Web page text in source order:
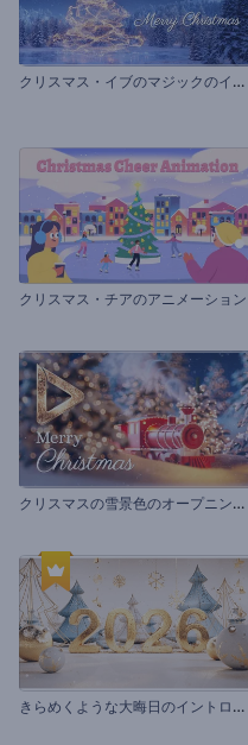
ク
リスマス・イブのマジックのイントロ
クリスマス・チアのアニメーション
ク
リスマスの雪景色のオープニング動画
き
らめくような大晦日のイントロ動画